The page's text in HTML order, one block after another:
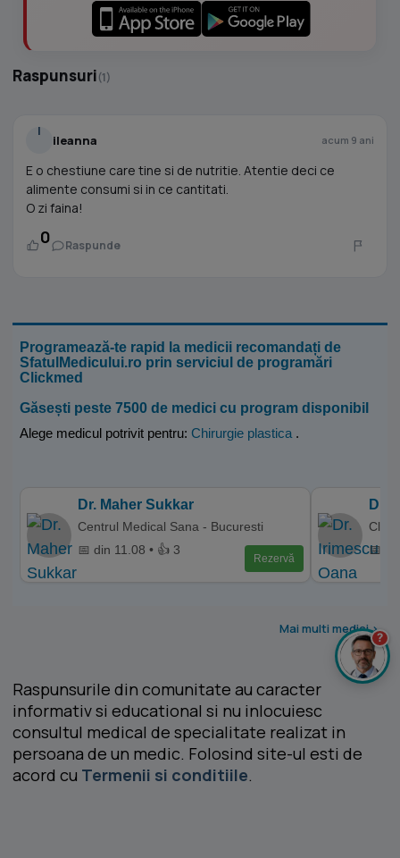
Raspunsuri(1)
I
ileanna acum 9 ani
E o chestiune care tine si de nutritie. Atentie deci ce
alimente consumi si in ce cantitati.
O zi faina!
0 Raspunde
Programează-te rapid la medicii recomandați de
SfatulMedicului.ro prin serviciul de programări
Clickmed
Găsești peste 7500 de medici cu program disponibil
Alege medicul potrivit pentru: Chirurgie plastica .
Dr. Maher Sukkar
Centrul Medical Sana - Bucuresti
📅 din 11.08 • 👍 3
Rezervă
Dr.
📅
Mai multi medici >
Raspunsurile din comunitate au caracter
informativ si educational si nu inlocuiesc
consultul medical de specialitate realizat in
persoana de un medic. Folosind site-ul esti de
acord cu Termenii si conditiile.
?